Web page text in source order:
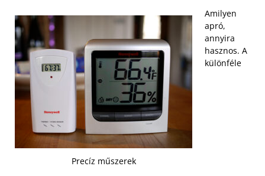
Precíz műszerek
Amilyen
apró,
annyira
hasznos. A
különféle